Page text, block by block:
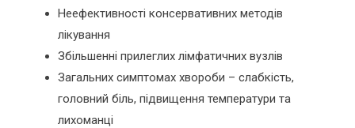
Неефективності консервативних методів
лікування
Збільшенні прилеглих лімфатичних вузлів
Загальних симптомах хвороби – слабкість,
головний біль, підвищення температури та
лихоманці